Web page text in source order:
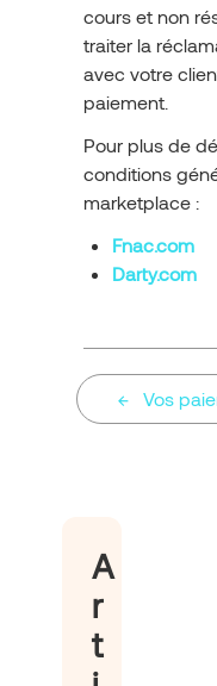
cours et non
traiter la
avec votre
paiement.
Pour plus de
conditions
marketplace :
Fnac.com
Darty.com
Vos
A
r
t